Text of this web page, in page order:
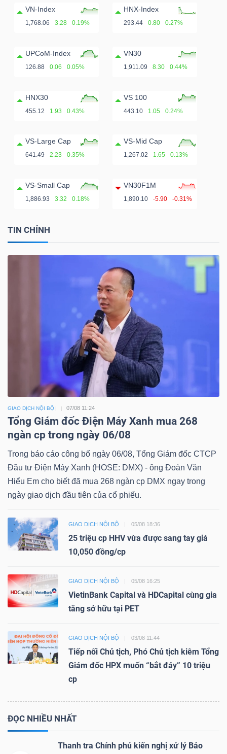
VN-Index
1,768.06 3.28 0.19%
HNX-Index
293.44 0.80 0.27%
UPCoM-Index
126.88 0.06 0.05%
VN30
1,911.09 8.30 0.44%
HNX30
455.12 1.93 0.43%
VS 100
443.10 1.05 0.24%
VS-Large Cap
641.49 2.23 0.35%
VS-Mid Cap
1,267.02 1.65 0.13%
VS-Small Cap
1,886.93 3.32 0.18%
VN30F1M
1,890.10 -5.90 -0.31%
TIN CHÍNH
GIAO DỊCH NỘI BỘ 07/08 11:24
Tổng Giám đốc Điện Máy Xanh mua 268
ngàn cp trong ngày 06/08
Trong báo cáo công bố ngày 06/08, Tổng Giám đốc CTCP
Đầu tư Điện Máy Xanh (HOSE: DMX) - ông Đoàn Văn
Hiểu Em cho biết đã mua 268 ngàn cp DMX ngay trong
ngày giao dịch đầu tiên của cổ phiếu.
GIAO DỊCH NỘI BỘ 05/08 18:36
25 triệu cp HHV vừa được sang tay giá
10,050 đồng/cp
GIAO DỊCH NỘI BỘ 05/08 16:25
VietinBank Capital và HDCapital cùng gia
tăng sở hữu tại PET
GIAO DỊCH NỘI BỘ 03/08 11:44
Tiếp nối Chủ tịch, Phó Chủ tịch kiêm Tổng
Giám đốc HPX muốn “bắt đáy” 10 triệu
cp
ĐỌC NHIỀU NHẤT
Thanh tra Chính phủ kiến nghị xử lý Bảo